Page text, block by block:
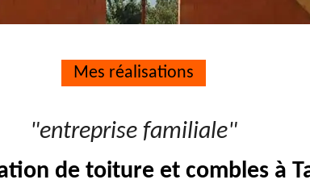
Mes réalisations
"entreprise familiale"
de toiture et combles à